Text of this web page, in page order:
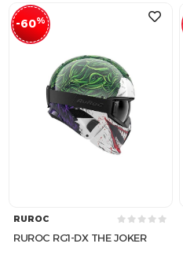
-60%
RUROC
RUROC RG1-DX THE JOKER